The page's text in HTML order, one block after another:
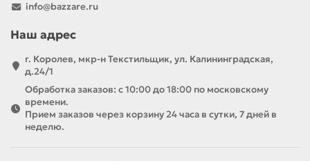
info@bazzare.ru
Наш адрес
г. Королев, мкр-н Текстильщик, ул. Калининградская,
д.24/1
Обработка заказов: с 10:00 до 18:00 по московскому
времени.
Прием заказов через корзину 24 часа в сутки, 7 дней в
неделю.